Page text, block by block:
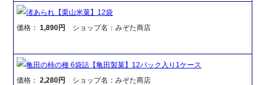
渚あられ【栗山米菓】12袋
価格：1,890円 ショップ名：みぞた商店
亀田の柿の種 6袋詰【亀田製菓】12パック入り1ケース
価格：2,280円 ショップ名：みぞた商店